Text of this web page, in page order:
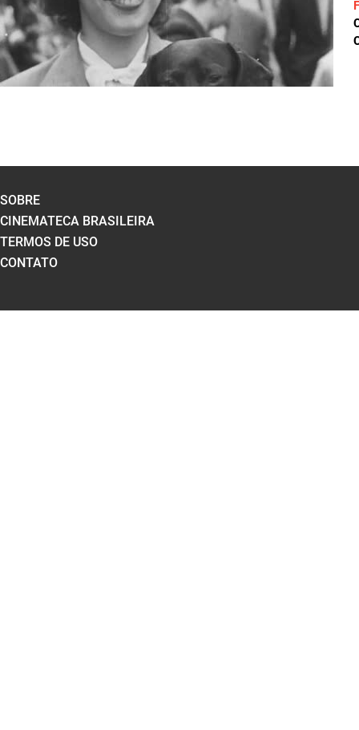
SOBRE
CINEMATECA BRASILEIRA
TERMOS DE USO
CONTATO